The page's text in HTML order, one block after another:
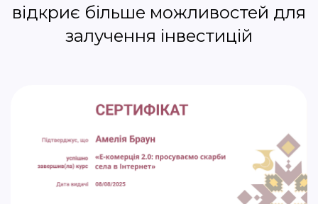
відкриє більше можливостей для
залучення інвестицій